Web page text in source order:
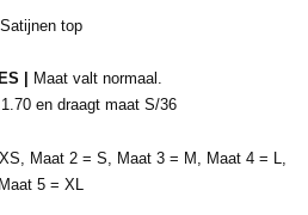
was:
Satijnen top
|
Maat valt normaal.
en draagt maat S/36
Maat 2 = S, Maat 3 = M, Maat 4 = L,
Maat 5 = XL